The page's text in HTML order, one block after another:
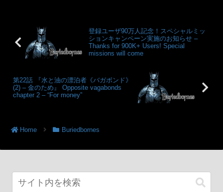
登録ユーザ90万人記念！スペシャルミッ
ションキャンペーン実施のお知らせ –
Thanks for 900K+ Users! Special
missions will come
第22話 『水と油の漂泊者《バガボンド》
(2) – 金のため』 Opposite vagabonds
chapter 2 – “For money”
Home Buriedbornes